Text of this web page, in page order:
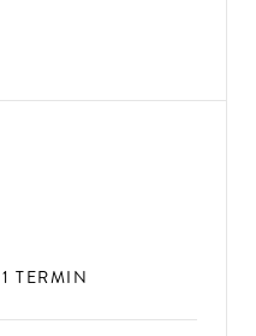
1 TERMIN